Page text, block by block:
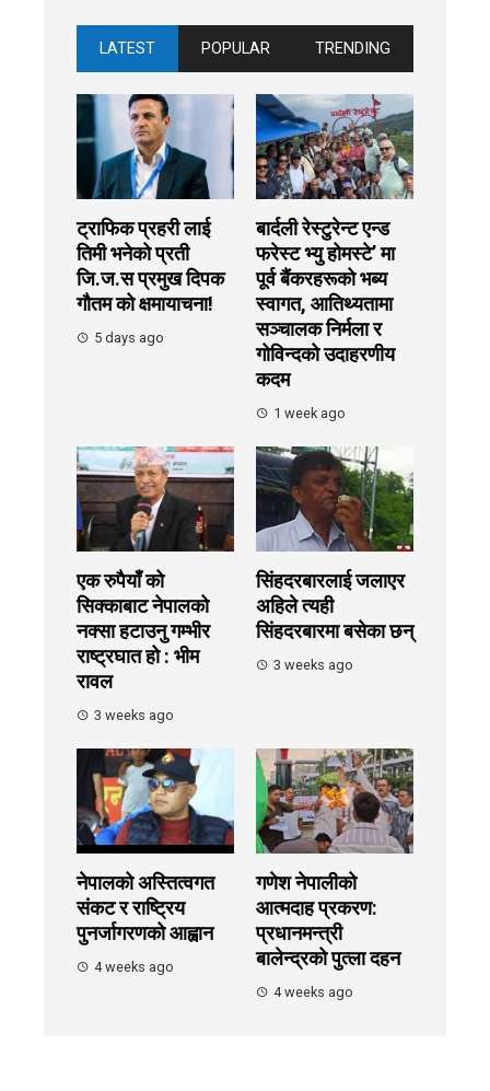
LATEST POPULAR TRENDING
ट्राफिक प्रहरी लाई
तिमी भनेको प्रती
जि.ज.स प्रमुख दिपक
गौतम को क्षमायाचना!
5 days ago
बार्दली रेस्टुरेन्ट एन्ड
फरेस्ट भ्यु होमस्टे’ मा
पूर्व बैंकरहरूको भब्य
स्वागत, आतिथ्यतामा
सञ्चालक निर्मला र
गोविन्दको उदाहरणीय
कदम
1 week ago
एक रुपैयाँ को
सिक्काबाट नेपालको
नक्सा हटाउनु गम्भीर
राष्ट्रघात हो : भीम
रावल
3 weeks ago
सिंहदरबारलाई जलाएर
अहिले त्यही
सिंहदरबारमा बसेका छन्
3 weeks ago
नेपालको अस्तित्वगत
संकट र राष्ट्रिय
पुनर्जागरणको आह्वान
4 weeks ago
गणेश नेपालीको
आत्मदाह प्रकरण:
प्रधानमन्त्री
बालेन्द्रको पुत्ला दहन
4 weeks ago